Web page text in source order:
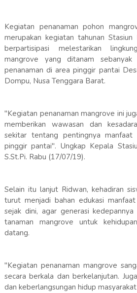
Kegiatan penanaman pohon
merupakan kegiatan tahunan
berpartisipasi melestarikan
mangrove yang ditanam
penanaman di area pinggir pantai
Dompu, Nusa Tenggara Barat.
"Kegiatan penanaman mangrove ini
memberikan wawasan dan
sekitar tentang pentingnya
pinggir pantai". Ungkap Kepala
S.St.Pi. Rabu (17/07/19).
Selain itu lanjut Ridwan, kehadiran
turut menjadi bahan edukasi
sejak dini, agar generasi
tanaman mangrove untuk
datang.
"Kegiatan penanaman mangrove
secara berkala dan berkelanjutan.
dan keberlangsungan hidup